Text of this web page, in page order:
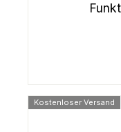
Kostenloser Versand